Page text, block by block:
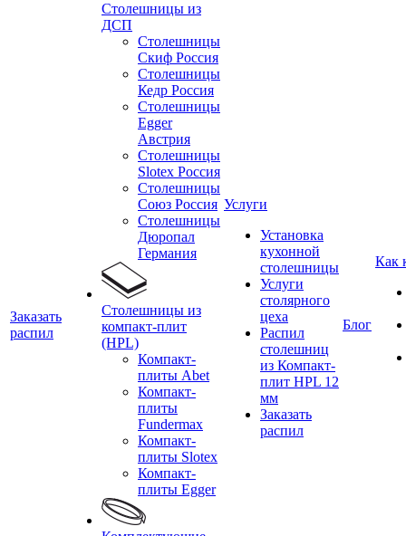
Заказать
распил
Столешницы из
ДСП
Столешницы
Скиф Россия
Столешницы
Кедр Россия
Столешницы
Egger
Австрия
Столешницы
Slotex Россия
Столешницы
Союз Россия
Столешницы
Дюропал
Германия
Столешницы из
компакт-плит
(HPL)
Компакт-
плиты Abet
Компакт-
плиты
Fundermax
Компакт-
плиты Slotex
Компакт-
плиты Egger
Услуги
Установка
кухонной
столешницы
Услуги
столярного
цеха
Распил
столешниц
из Компакт-
плит HPL 12
мм
Заказать
распил
Блог
Как